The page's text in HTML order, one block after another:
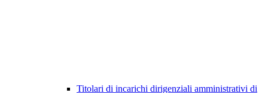
Titolari di incarichi dirigenziali amministrativi di